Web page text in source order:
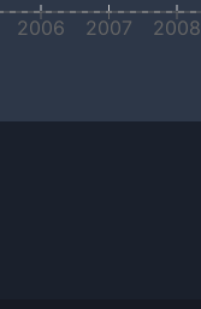
2006 2007 2008